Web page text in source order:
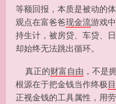
等额回报，本质是被动的
观点在富爸爸现金流游戏
持生计，被房贷、车贷、
却始终无法跳出循环。
真正的财富自由 ，不是
根源在于把金钱当作终极
正视金钱的工具属性，用